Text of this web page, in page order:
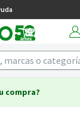
compra?